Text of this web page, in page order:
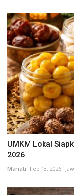
UMKM Lokal
2026
Mariati Feb 13, 2026